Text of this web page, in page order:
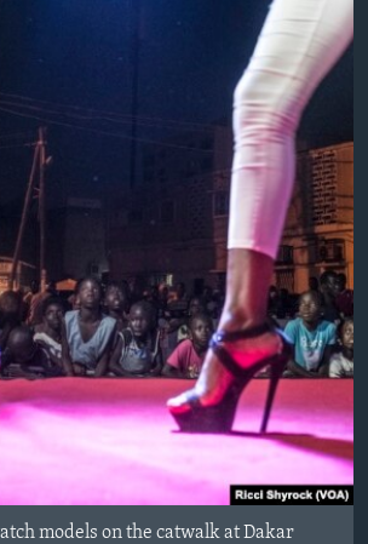
models on the catwalk at Dakar